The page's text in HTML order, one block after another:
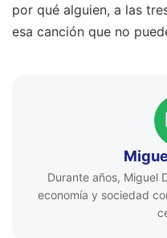
por qué alguien, a las
esa canción que no
Durante años, Miguel
economía y sociedad